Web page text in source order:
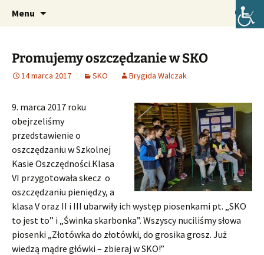
Szkoła Podstawowa im. Józefa
Lompy w Lubszy
Oficjalna strona internetowa szkoły.
Menu Szukaj:
Promujemy oszczędzanie w SKO
14 marca 2017 SKO Brygida Walczak
9. marca 2017 roku
obejrzeliśmy
przedstawienie o
oszczędzaniu w Szkolnej
Kasie Oszczędności.Klasa
VI przygotowała skecz o
oszczędzaniu pieniędzy, a
klasa V oraz II i III ubarwiły ich występ piosenkami pt. „SKO
to jest to” i „Świnka skarbonka”. Wszyscy nuciliśmy słowa
piosenki „Złotówka do złotówki, do grosika grosz. Już
wiedzą mądre główki – zbieraj w SKO!”